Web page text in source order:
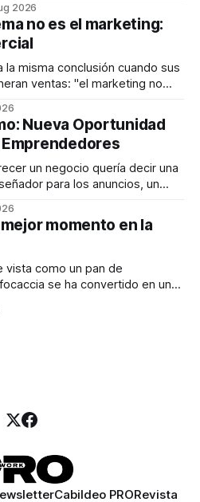
artificial y monitoreo
las personas a tomar mejores
Su propuesta busca
2026
no es el marketing:
la misma conclusión cuando sus
ventas: "el marketing no
en otro lugar. Durante
SER PRO, el especialista en
Nueva Oportunidad
un negocio quería decir una
para los anuncios, un
supiera de publicidad digital
un vendedor para atender
suerte— una persona
momento en la
vista como un pan de
se ha convertido en uno
y experiencias que
Cabildeo PRORevista